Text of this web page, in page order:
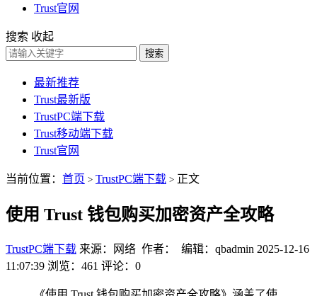
Trust官网
搜索 收起
搜索
最新推荐
Trust最新版
TrustPC端下载
Trust移动端下载
Trust官网
当前位置： 首页 > TrustPC端下载 > 正文
使用 Trust 钱包购买加密资产全攻略
TrustPC端下载 来源：网络 作者： 编辑：qbadmin 2025-12-16
11:07:39 浏览：461 评论：0